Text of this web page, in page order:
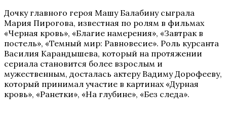
Дочку главного героя Машу Балабину сыграла
Мария Пирогова, известная по ролям в фильмах
«Черная кровь», «Благие намерения», «Завтрак в
постель», «Темный мир: Равновесие». Роль курсанта
Василия Карандышева, который на протяжении
сериала становится более взрослым и
мужественным, досталась актеру Вадиму Дорофееву,
который принимал участие в картинах «Дурная
кровь», «Ранетки», «На глубине», «Без следа».